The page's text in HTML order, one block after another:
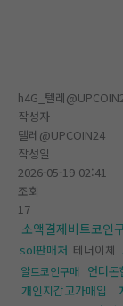
h4G_텔레
작성자
텔레@UPCOIN24
작성일
2026-05-19 02:41
조회
17
소액결제비트코인
sol판매처 테더이체
알트코인구매 언더
개인지갑고가매입